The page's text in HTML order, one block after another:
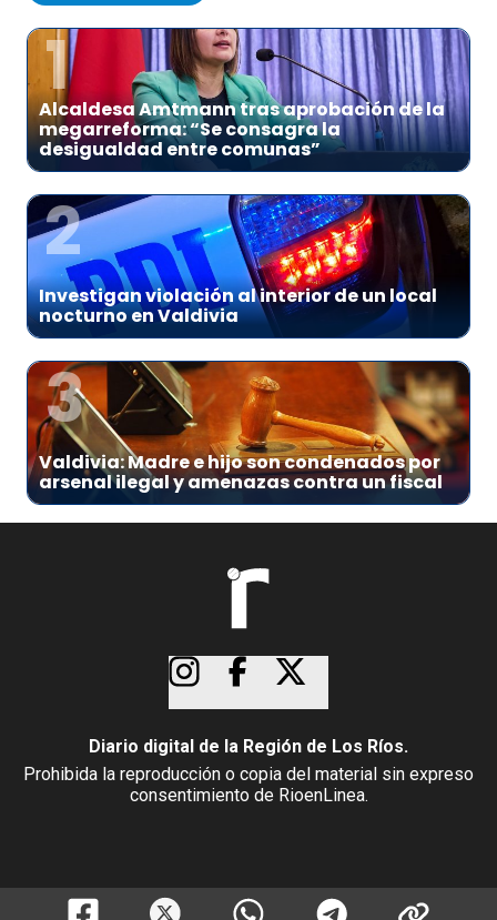
1
Alcaldesa Amtmann tras aprobación de la
megarreforma: “Se consagra la
desigualdad entre comunas”
2
Investigan violación al interior de un local
nocturno en Valdivia
3
Valdivia: Madre e hijo son condenados por
arsenal ilegal y amenazas contra un fiscal
Diario digital de la Región de Los Ríos.
Prohibida la reproducción o copia del material sin expreso
consentimiento de RioenLinea.